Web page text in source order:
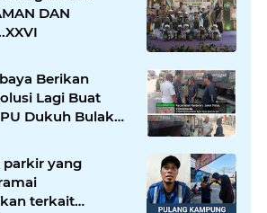
DAN
Berikan
Lagi Buat
Dukuh Bulak
parkir yang
terkait